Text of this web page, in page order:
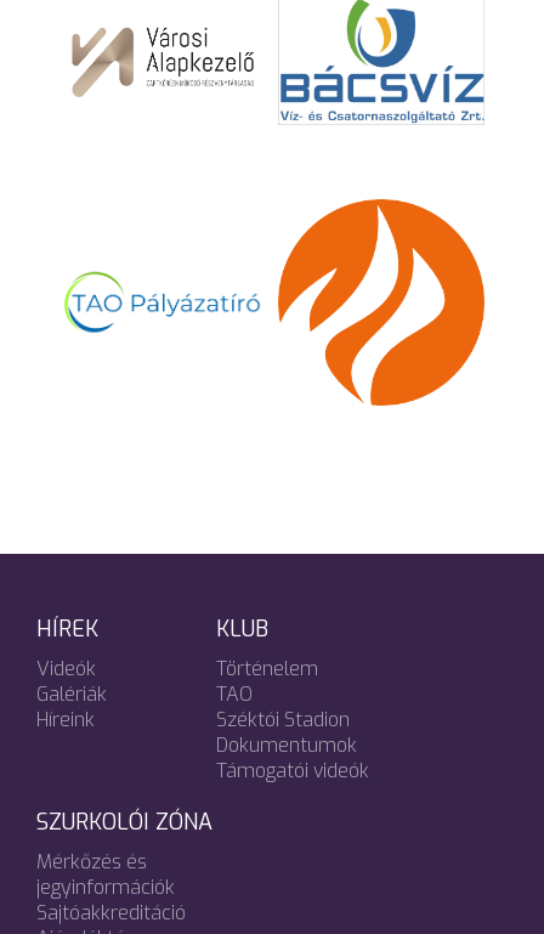
HÍREK
Videók
Galériák
Híreink
KLUB
Történelem
TAO
Széktói Stadion
Dokumentumok
Támogatói videók
SZURKOLÓI ZÓNA
Mérkőzés és
jegyinformációk
Sajtóakkreditáció